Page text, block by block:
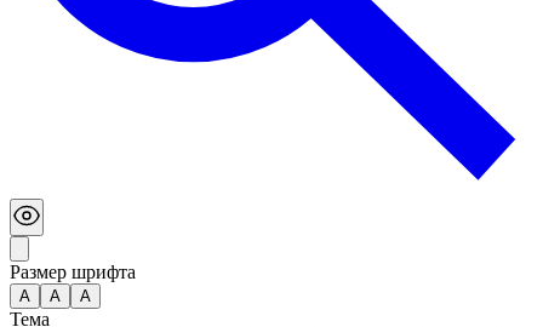
Размер шрифта
А A A
Тема